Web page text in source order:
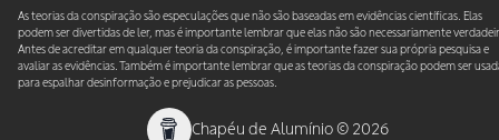
As teorias da conspiração são especulações que não são baseadas em evidências científicas. Elas
podem ser divertidas de ler, mas é importante lembrar que elas não são necessariamente
Antes de acreditar em qualquer teoria da conspiração, é importante fazer sua própria pesquisa e
avaliar as evidências. Também é importante lembrar que as teorias da conspiração podem ser
para espalhar desinformação e prejudicar as pessoas.
Chapéu de Alumínio© 2026